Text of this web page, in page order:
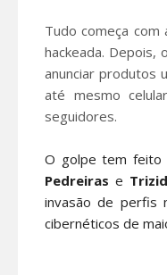
Tudo começa
hackeada. Depois,
anunciar produtos
até mesmo
seguidores.
O golpe tem feito
Pedreiras e
invasão de perfis
cibernéticos de